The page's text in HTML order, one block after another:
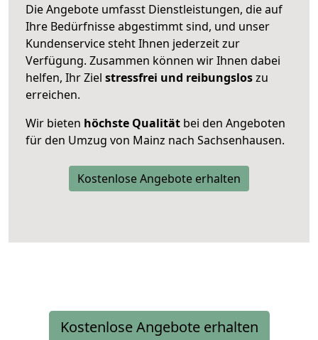
Die Angebote umfasst Dienstleistungen, die auf
Ihre Bedürfnisse abgestimmt sind, und unser
Kundenservice steht Ihnen jederzeit zur
Verfügung. Zusammen können wir Ihnen dabei
helfen, Ihr Ziel stressfrei und reibungsloszu
erreichen.
Wir bieten höchste Qualität bei den Angeboten
für den Umzug von Mainz nach Sachsenhausen.
Kostenlose Angebote erhalten
Kostenlose Angebote erhalten